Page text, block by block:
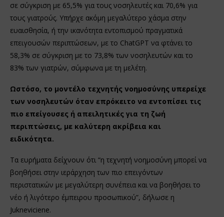
σε σύγκριση με 65,5% για τους νοσηλευτές και 70,6% για
τους γιατρούς. Υπήρχε ακόμη μεγαλύτερο χάσμα στην
ευαισθησία, ή την ικανότητα εντοπισμού πραγματικά
επειγουσών περιπτώσεων, με το ChatGPT να φτάνει το
58,3% σε σύγκριση με το 73,8% των νοσηλευτών και το
83% των γιατρών, σύμφωνα με τη μελέτη.
Ωστόσο, το μοντέλο τεχνητής νοημοσύνης υπερείχε
των νοσηλευτών όταν επρόκειτο να εντοπίσει τις
πιο επείγουσες ή απειλητικές για τη ζωή
περιπτώσεις, με καλύτερη ακρίβεια και
ειδικότητα.
Τα ευρήματα δείχνουν ότι “η τεχνητή νοημοσύνη μπορεί να
βοηθήσει στην ιεράρχηση των πιο επειγόντων
περιστατικών με μεγαλύτερη συνέπεια και να βοηθήσει το
νέο ή λιγότερο έμπειρου προσωπικού”, δήλωσε η
Jukneviciene.